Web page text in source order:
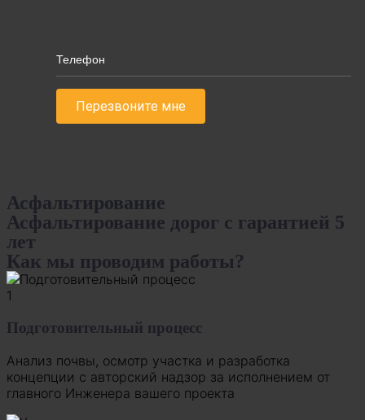
Асфальтирование
Асфальтирование дорог с гарантией 5
лет
Как мы проводим работы?
1
Подготовительный процесс
Анализ почвы, осмотр участка и разработка
концепции с авторский надзор за исполнением от
главного Инженера вашего проекта